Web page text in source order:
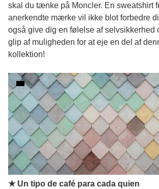
skal du tænke på Moncler. En sweatshirt
anerkendte mærke vil ikke blot forbedre
også give dig en følelse af selvsikkerhed
glip af muligheden for at eje en del af
kollektion!
★ Un tipo de café para cada quien